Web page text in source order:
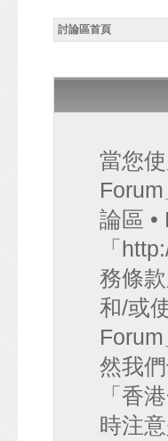
討論區首頁
當您
論區 •
「
務條
和/或
然我
「香
時注